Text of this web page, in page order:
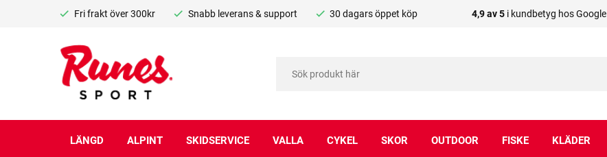
Fri frakt över 300kr Snabb leverans & support 30 dagars öppet köp 4,9 av 5 i kundbetyg hos Google
LÄNGD ALPINT SKIDSERVICE VALLA CYKEL SKOR OUTDOOR FISKE KLÄDER